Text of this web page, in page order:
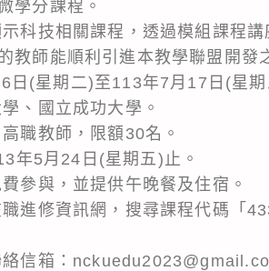
學分課程。
科技相關課程，透過模組課程
教師能順利引進本教學聯盟開發
日(星期二)至113年7月17日(星期
、國立成功大學。
職教師，限額30名。
年5月24日(星期五)止。
參與，並提供午晚餐及住宿。
進修資訊網，搜尋課程代碼「
信箱：